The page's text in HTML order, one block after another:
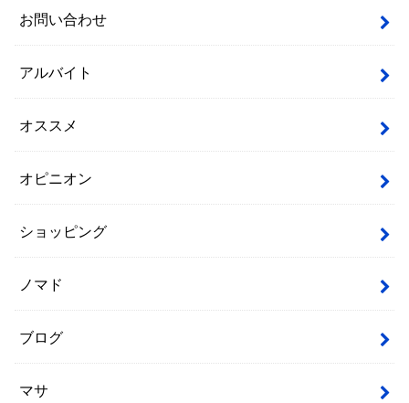
お問い合わせ
アルバイト
オススメ
オピニオン
ショッピング
ノマド
ブログ
マサ